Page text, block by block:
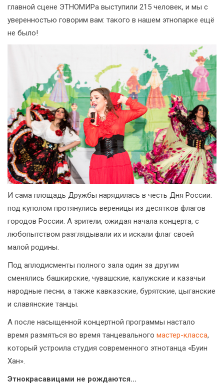
главной сцене ЭТНОМИРа выступили 215 человек, и мы с
уверенностью говорим вам: такого в нашем этнопарке ещё
не было!
И сама площадь Дружбы нарядилась в честь Дня России:
под куполом протянулись вереницы из десятков флагов
городов России. А зрители, ожидая начала концерта, с
любопытством разглядывали их и искали флаг своей
малой родины.
Под аплодисменты полного зала один за другим
сменялись башкирские, чувашские, калужские и казачьи
народные песни, а также кавказские, бурятские, цыганские
и славянские танцы.
А после насыщенной концертной программы настало
время размяться во время танцевального мастер-класса,
который устроила студия современного этнотанца «Буин
Хан».
Этнокрасавицами не рождаются...